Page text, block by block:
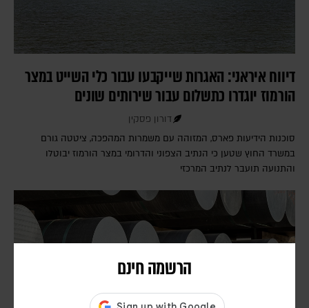
הרשמה חינם
דיווח איראני: האגרות שייקבעו עבור כלי השייט במצר
הורמוז יוגדרו כתשלום עבור שירותים שונים
דורון פסקין
סוכנות הידיעות פארס, המזוהה עם משמרות המהפכה, ציטטה גורם
במשרד החוץ שטען כי הנתיב הצפוני והדרומי במצר הורמוז יבוטלו
והתנועה תועבר לנתיב המרכזי